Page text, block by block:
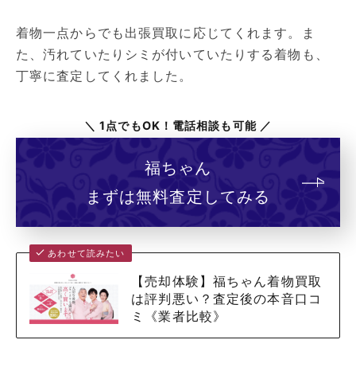
着物一点からでも出張買取に応じてくれます。ま
た、汚れていたりシミが付いていたりする着物も、
丁寧に査定してくれました。
＼ 1点でもOK！電話相談も可能 ／
福ちゃん
まずは無料査定してみる
あわせて読みたい
【売却体験】福ちゃん着物買取
は評判悪い？査定後の本音口コ
ミ《業者比較》